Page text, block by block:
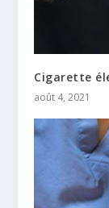
Cigarette
août 4, 2021